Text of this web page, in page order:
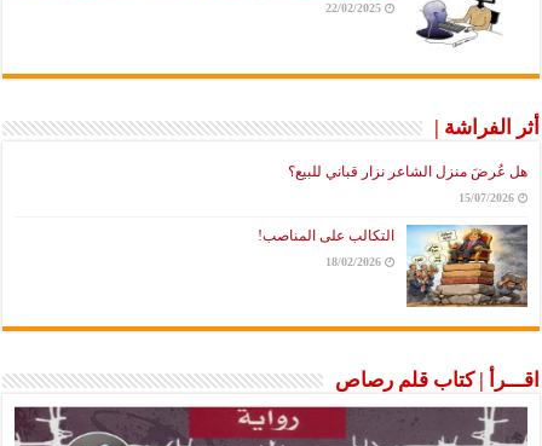
22/02/2025
|
منزل الشاعر نزار قباني للبيع؟
15/07/
التكالب على المناصب!
18/02/2026
| كتاب قلم رصاص